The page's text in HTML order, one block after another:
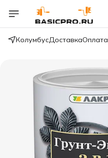
КолумбусДоставкаОплата